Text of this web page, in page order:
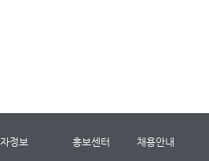
정보 홍보센터 채용안내